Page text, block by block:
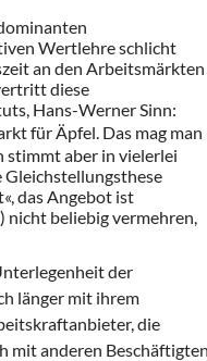
Wertlehre schlicht
an den Arbeitsmärkten
diese
Hans-Werner Sinn:
für Äpfel. Das mag man
stimmt aber in vielerlei
das Angebot ist
nicht beliebig vermehren,
der
länger mit ihrem
die
mit anderen Beschäftigten